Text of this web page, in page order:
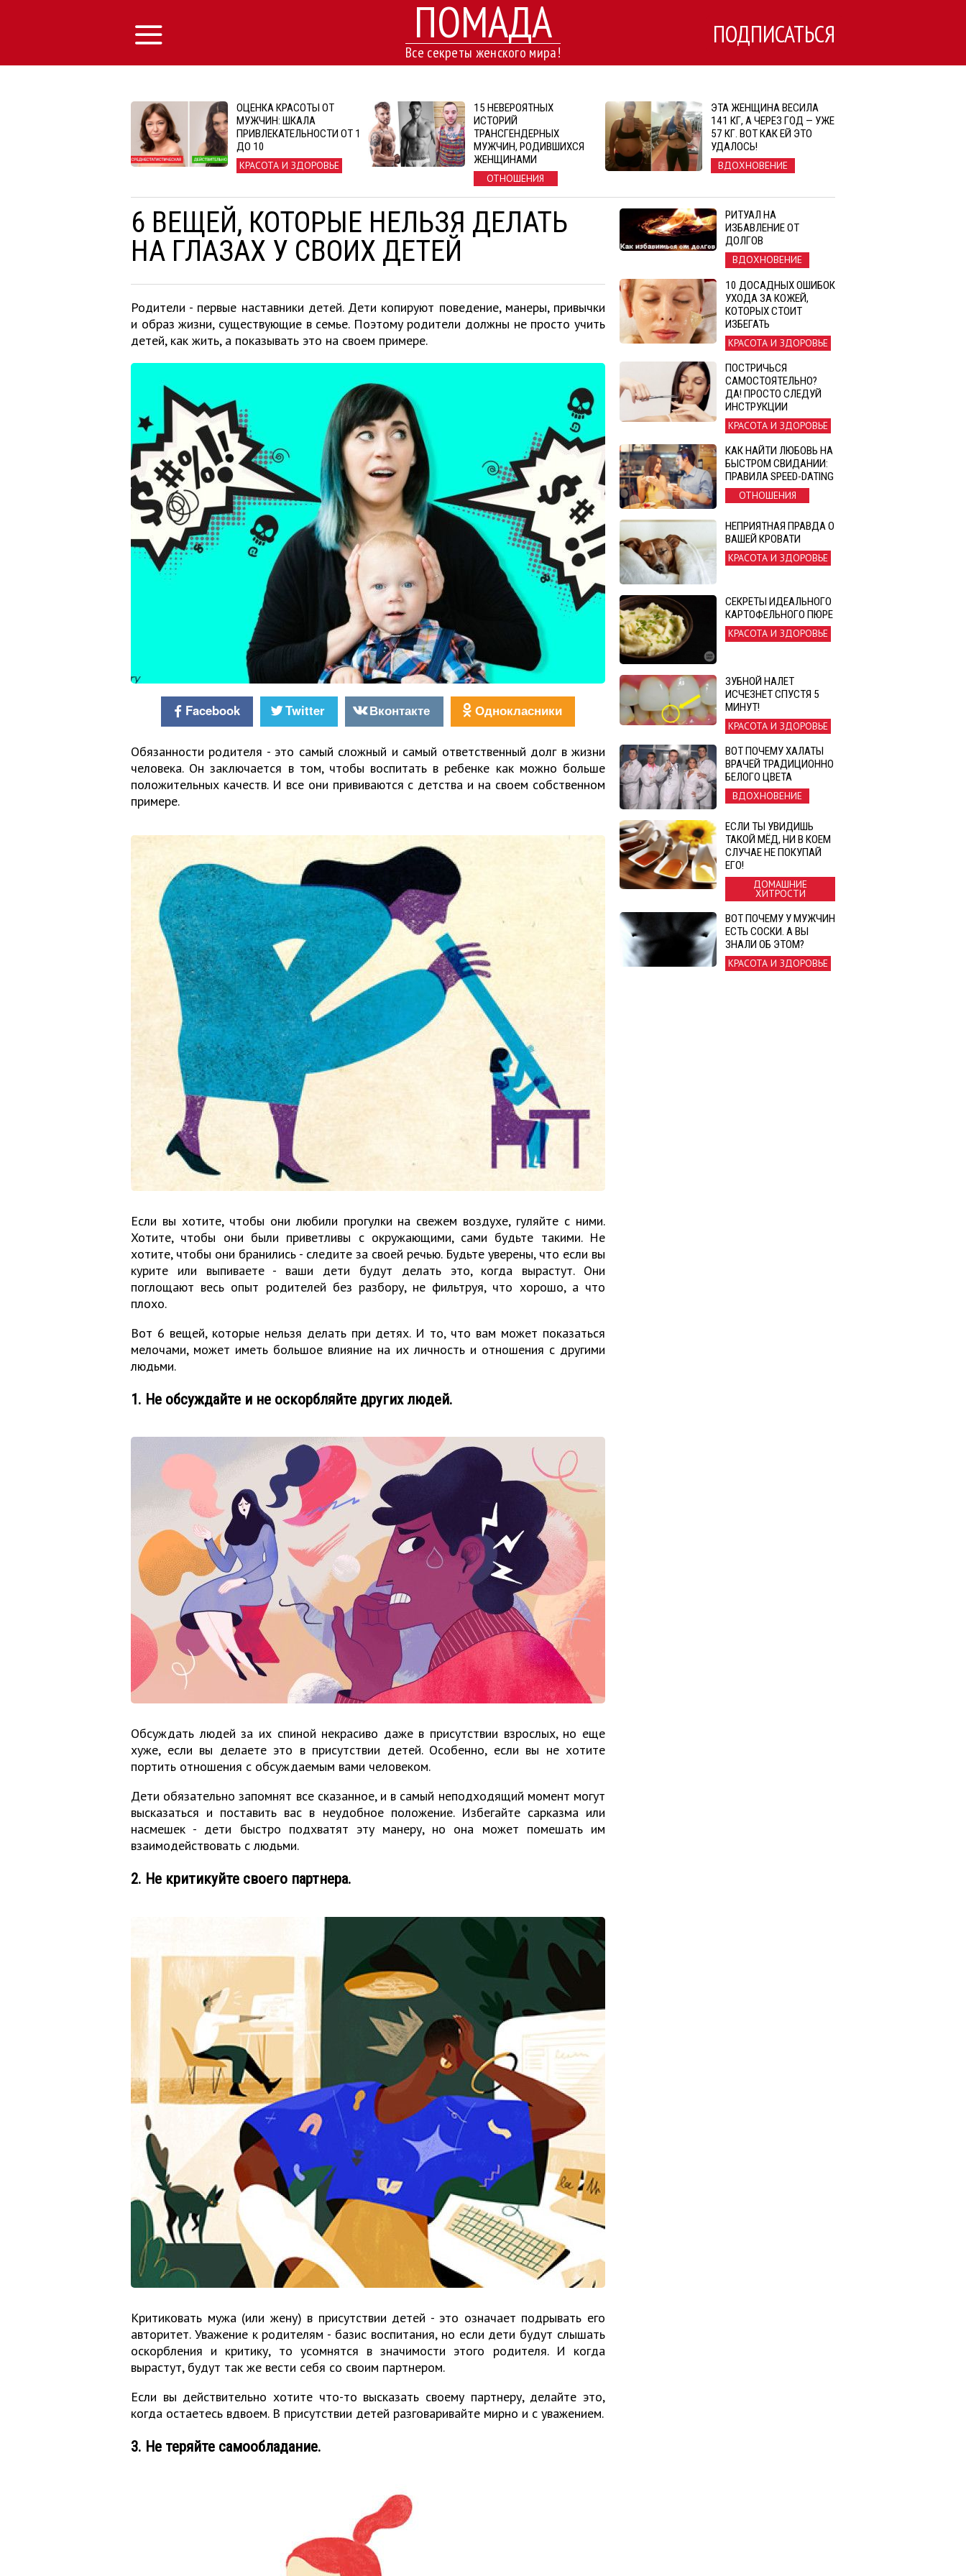
ПОМАДА
Все секреты женского мира!
ПОДПИСАТЬСЯ
ОЦЕНКА КРАСОТЫ ОТ
МУЖЧИН: ШКАЛА
ПРИВЛЕКАТЕЛЬНОСТИ ОТ 1
ДО 10
КРАСОТА И ЗДОРОВЬЕ
15 НЕВЕРОЯТНЫХ
ИСТОРИЙ
ТРАНСГЕНДЕРНЫХ
МУЖЧИН, РОДИВШИХСЯ
ЖЕНЩИНАМИ
ОТНОШЕНИЯ
ЭТА ЖЕНЩИНА ВЕСИЛА
141 КГ, А ЧЕРЕЗ ГОД — УЖЕ
57 КГ. ВОТ КАК ЕЙ ЭТО
УДАЛОСЬ!
ВДОХНОВЕНИЕ
6 ВЕЩЕЙ, КОТОРЫЕ НЕЛЬЗЯ ДЕЛАТЬ
НА ГЛАЗАХ У СВОИХ ДЕТЕЙ
Родители - первые наставники детей. Дети копируют поведение, манеры, привычки
и образ жизни, существующие в семье. Поэтому родители должны не просто учить
детей, как жить, а показывать это на своем примере.
Facebook Twitter Вконтакте Однокласники
Обязанности родителя - это самый сложный и самый ответственный долг в жизни
человека. Он заключается в том, чтобы воспитать в ребенке как можно больше
положительных качеств. И все они прививаются с детства и на своем собственном
примере.
Если вы хотите, чтобы они любили прогулки на свежем воздухе, гуляйте с ними.
Хотите, чтобы они были приветливы с окружающими, сами будьте такими. Не
хотите, чтобы они бранились - следите за своей речью. Будьте уверены, что если вы
курите или выпиваете - ваши дети будут делать это, когда вырастут. Они
поглощают весь опыт родителей без разбору, не фильтруя, что хорошо, а что
плохо.
Вот 6 вещей, которые нельзя делать при детях. И то, что вам может показаться
мелочами, может иметь большое влияние на их личность и отношения с другими
людьми.
1. Не обсуждайте и не оскорбляйте других людей.
Обсуждать людей за их спиной некрасиво даже в присутствии взрослых, но еще
хуже, если вы делаете это в присутствии детей. Особенно, если вы не хотите
портить отношения с обсуждаемым вами человеком.
Дети обязательно запомнят все сказанное, и в самый неподходящий момент могут
высказаться и поставить вас в неудобное положение. Избегайте сарказма или
насмешек - дети быстро подхватят эту манеру, но она может помешать им
взаимодействовать с людьми.
2. Не критикуйте своего партнера.
Критиковать мужа (или жену) в присутствии детей - это означает подрывать его
авторитет. Уважение к родителям - базис воспитания, но если дети будут слышать
оскорбления и критику, то усомнятся в значимости этого родителя. И когда
вырастут, будут так же вести себя со своим партнером.
Если вы действительно хотите что-то высказать своему партнеру, делайте это,
когда остаетесь вдвоем. В присутствии детей разговаривайте мирно и с уважением.
3. Не теряйте самообладание.
РИТУАЛ НА
ИЗБАВЛЕНИЕ ОТ
ДОЛГОВ
ВДОХНОВЕНИЕ
10 ДОСАДНЫХ ОШИБОК
УХОДА ЗА КОЖЕЙ,
КОТОРЫХ СТОИТ
ИЗБЕГАТЬ
КРАСОТА И ЗДОРОВЬЕ
ПОСТРИЧЬСЯ
САМОСТОЯТЕЛЬНО?
ДА! ПРОСТО СЛЕДУЙ
ИНСТРУКЦИИ
КРАСОТА И ЗДОРОВЬЕ
КАК НАЙТИ ЛЮБОВЬ НА
БЫСТРОМ СВИДАНИИ:
ПРАВИЛА SPEED-DATING
ОТНОШЕНИЯ
НЕПРИЯТНАЯ ПРАВДА О
ВАШЕЙ КРОВАТИ
КРАСОТА И ЗДОРОВЬЕ
СЕКРЕТЫ ИДЕАЛЬНОГО
КАРТОФЕЛЬНОГО ПЮРЕ
КРАСОТА И ЗДОРОВЬЕ
ЗУБНОЙ НАЛЕТ
ИСЧЕЗНЕТ СПУСТЯ 5
МИНУТ!
КРАСОТА И ЗДОРОВЬЕ
ВОТ ПОЧЕМУ ХАЛАТЫ
ВРАЧЕЙ ТРАДИЦИОННО
БЕЛОГО ЦВЕТА
ВДОХНОВЕНИЕ
ЕСЛИ ТЫ УВИДИШЬ
ТАКОЙ МЁД, НИ В КОЕМ
СЛУЧАЕ НЕ ПОКУПАЙ
ЕГО!
ДОМАШНИЕ
ХИТРОСТИ
ВОТ ПОЧЕМУ У МУЖЧИН
ЕСТЬ СОСКИ. А ВЫ
ЗНАЛИ ОБ ЭТОМ?
КРАСОТА И ЗДОРОВЬЕ